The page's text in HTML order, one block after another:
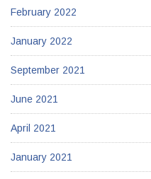
February 2022
January 2022
September 2021
June 2021
April 2021
January 2021